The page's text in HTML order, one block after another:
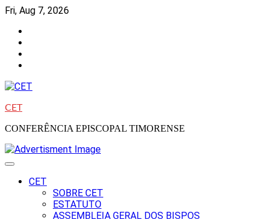
Skip
content
Fri, Aug 7, 2026
CET
CONFERÊNCIA EPISCOPAL TIMORENSE
CET
SOBRE CET
ESTATUTO
ASSEMBLEIA GERAL DOS BISPOS